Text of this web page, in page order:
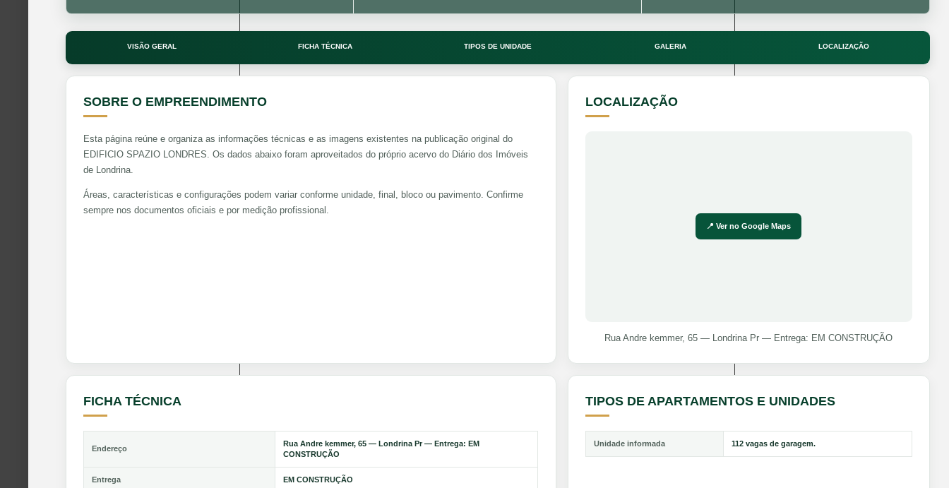
VISÃO GERAL FICHA TÉCNICA TIPOS DE UNIDADE GALERIA LOCALIZAÇÃO
SOBRE O EMPREENDIMENTO
Esta página reúne e organiza as informações técnicas e as imagens existentes na publicação original do
EDIFICIO SPAZIO LONDRES. Os dados abaixo foram aproveitados do próprio acervo do Diário dos Imóveis
de Londrina.
Áreas, características e configurações podem variar conforme unidade, final, bloco ou pavimento. Confirme
sempre nos documentos oficiais e por medição profissional.
LOCALIZAÇÃO
📍 Ver no Google Maps
Rua Andre kemmer, 65 — Londrina Pr — Entrega: EM CONSTRUÇÃO
FICHA TÉCNICA
Endereço
Rua Andre kemmer, 65 — Londrina Pr — Entrega: EM
CONSTRUÇÃO
Entrega EM CONSTRUÇÃO
TIPOS DE APARTAMENTOS E UNIDADES
Unidade informada 112 vagas de garagem.